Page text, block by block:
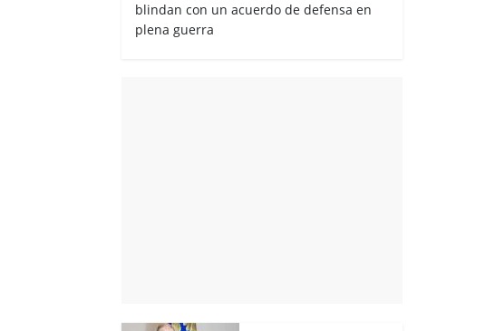
blindan con un acuerdo de defensa en
plena guerra